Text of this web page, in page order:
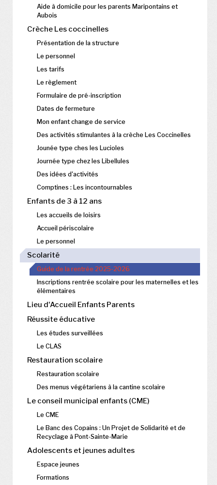
Aide à domicile pour les parents Maripontains et
Aubois
Crèche Les coccinelles
Présentation de la structure
Le personnel
Les tarifs
Le règlement
Formulaire de pré-inscription
Dates de fermeture
Mon enfant change de service
Des activités stimulantes à la crèche Les Coccinelles
Jounée type ches les Lucioles
Journée type chez les Libellules
Des idées d'activités
Comptines : Les incontournables
Enfants de 3 à 12 ans
Les accueils de loisirs
Accueil périscolaire
Le personnel
Scolarité
Guide de la rentrée 2025-2026
Inscriptions rentrée scolaire pour les maternelles et les
élémentaires
Lieu d'Accueil Enfants Parents
Réussite éducative
Les études surveillées
Le CLAS
Restauration scolaire
Restauration scolaire
Des menus végétariens à la cantine scolaire
Le conseil municipal enfants (CME)
Le CME
Le Banc des Copains : Un Projet de Solidarité et de
Recyclage à Pont-Sainte-Marie
Adolescents et jeunes adultes
Espace jeunes
Formations